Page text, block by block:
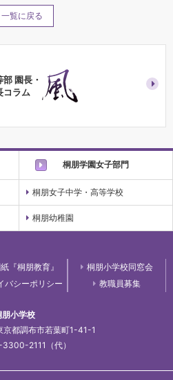
一覧に戻る
部 園長・
コラム
桐朋学園女子部門
桐朋女子中学・高等学校
桐朋幼稚園
朋小学校
都調布市若葉町1-41-1
2111（代）
『桐朋教育』
桐朋小学校同窓会
バシーポリシー 教職員募集